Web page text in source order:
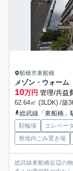
船橋市東船橋
メゾン・ウォーム
10万円 管理/共益
62.64㎡ (3LDK) /築
総武線「東船橋」
駐輪場 エレベー
敷地内ごみ置き場
総武線東船橋近辺の